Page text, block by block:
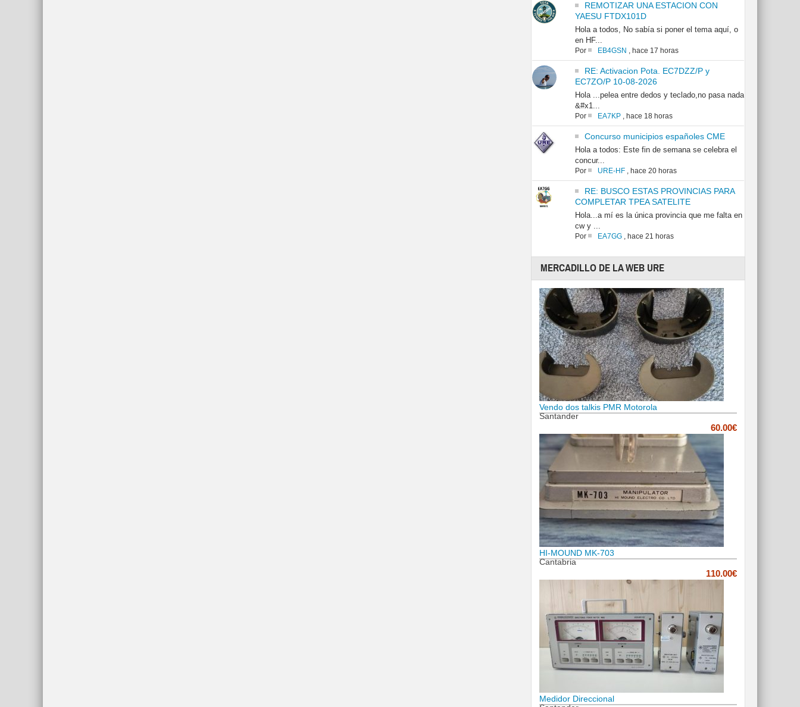
REMOTIZAR UNA ESTACION CON
YAESU FTDX101D
Hola a todos, No sabía si poner el tema aquí, o
en HF...
Por EB4GSN , hace 17 horas
RE: Activacion Pota. EC7DZZ/P y
EC7ZO/P 10-08-2026
Hola ...pelea entre dedos y teclado,no pasa nada
&#x1...
Por EA7KP, hace 18 horas
Concurso municipios españoles CME
Hola a todos: Este fin de semana se celebra el
concur...
Por URE-HF, hace 20 horas
RE: BUSCO ESTAS PROVINCIAS PARA
COMPLETAR TPEA SATELITE
Hola...a mí es la única provincia que me falta en
cw y ...
Por EA7GG, hace 21 horas
MERCADILLO DE LA WEB URE
Vendo dos talkis PMR Motorola
Santander
60.00€
HI-MOUND MK-703
Cantabria
110.00€
Medidor Direccional